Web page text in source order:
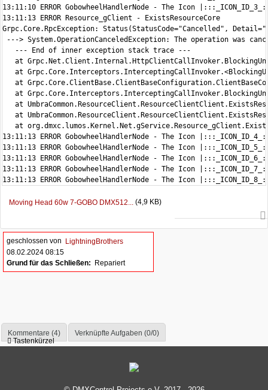
13:11:10 ERROR GobowheelHandlerNode - The Icon
13:11:13 ERROR Resource_gClient - ExistsResourceCore
Grpc.Core.RpcException: Status(StatusCode="Cancelled",
---> System.OperationCanceledException: The operation was
   --- End of inner exception stack trace ---
at
at
at
at
at
at
at
13:11:13 ERROR GobowheelHandlerNode - The Icon
13:11:13 ERROR GobowheelHandlerNode - The Icon
13:11:13 ERROR GobowheelHandlerNode - The Icon
13:11:13 ERROR GobowheelHandlerNode - The Icon
13:11:13 ERROR GobowheelHandlerNode - The Icon
Moving Head 60w 7-GOBO DMX512... (4,9 KB)
geschlossen von LightningBrothers
08.02.2024 08:15
Grund für das Schließen: Repariert
Kommentare (4)
Verknüpfte Aufgaben (0/0)
Tastenkürzel